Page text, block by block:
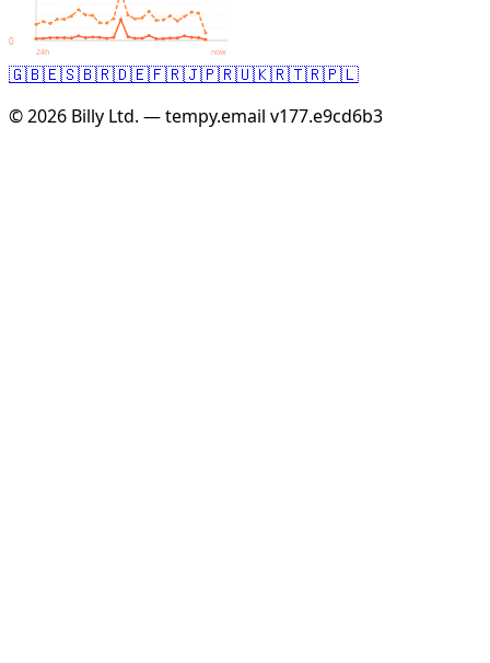
0
24h now
🇬🇧🇪🇸🇧🇷🇩🇪🇫🇷🇯🇵🇷🇺🇰🇷🇹🇷🇵🇱
© 2026 Billy Ltd. — tempy.email v177.e9cd6b3